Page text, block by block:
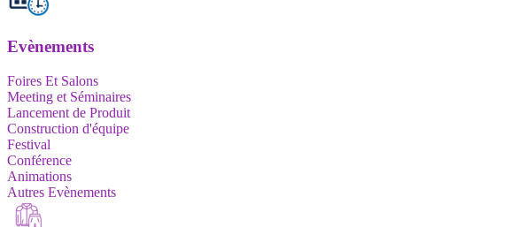
Evènements
Foires Et Salons
Meeting et Séminaires
Lancement de Produit
Construction d'équipe
Festival
Conférence
Animations
Autres Evènements